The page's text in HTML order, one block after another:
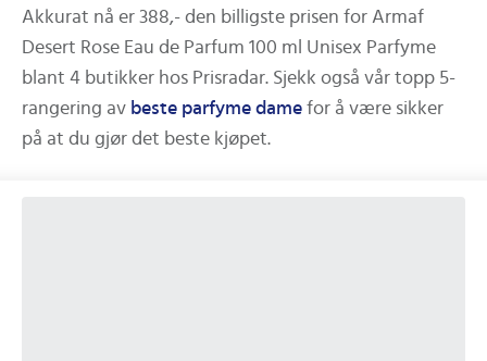
Akkurat nå er 388,- den billigste prisen for Armaf
Desert Rose Eau de Parfum 100 ml Unisex Parfyme
blant 4 butikker hos Prisradar. Sjekk også vår topp 5-
rangering av beste parfyme dame for å være sikker
på at du gjør det beste kjøpet.